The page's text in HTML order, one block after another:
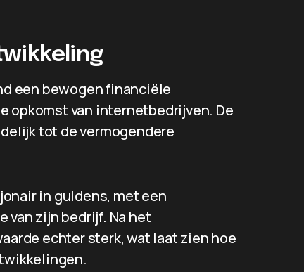
een bewogen financiële
opkomst van internetbedrijven. De
tot de vermogendere
in guldens, met een
van zijn bedrijf. Na het
echter sterk, wat laat zien hoe